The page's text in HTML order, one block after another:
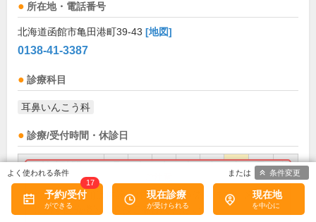
所在地・電話番号
北海道函館市亀田港町39-43 [地図]
0138-41-3387
診療科目
耳鼻いんこう科
診療/受付時間・休診日
診療時間 月 火 水 木 金 土 日 祝
9:00～12:00 ● ● ●
14:00～17:30 ● ● ● ●
お盆(8月中旬)は休診・休業の場合があります。来院前
に必ず医療機関に直接ご確認ください。
予約/受付
17
現在診療 現在地
条件変更